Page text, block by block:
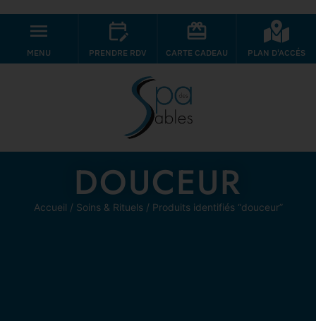
MENU PRENDRE RDV CARTE CADEAU PLAN D'ACCÉS
DOUCEUR
Accueil / Soins & Rituels/ Produits identifiés “douceur”